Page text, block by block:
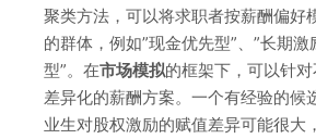
聚类方法，可以将求职者按薪酬偏好
的群体，例如”现金优先型”、”长期激
型”。在市场模拟的框架下，可以针
差异化的薪酬方案。一个有经验的候
业生对股权激励的赋值差异可能很大